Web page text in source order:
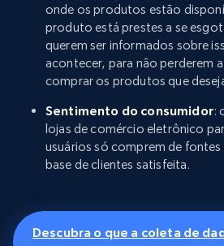
onde os produtos estão
produto está prestes a se
querem ser informados sobre
acontecer, para não perderem
comprar os produtos que
Sentimento do consumidor:
lojas de comércio eletrônico
usuários só comprem de
base de clientes satisfeita.
Descubra o que a coleta de